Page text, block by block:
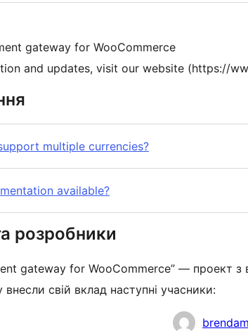
gateway for WooCommerce
and updates, visit our website (https://
multiple currencies?
available?
розробники
gateway for WooCommerce” — проект з
внесли свій вклад наступні учасники: